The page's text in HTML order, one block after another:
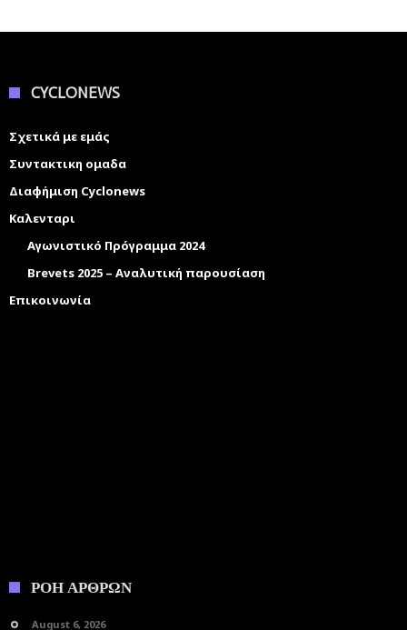
CYCLONEWS
Σχετικά με εμάς
Συντακτικη ομαδα
Διαφήμιση Cyclonews
Καλενταρι
Αγωνιστικό Πρόγραμμα 2024
Brevets 2025 – Αναλυτική παρουσίαση
Επικοινωνία
ΡΟΗ ΑΡΘΡΩΝ
August 6, 2026